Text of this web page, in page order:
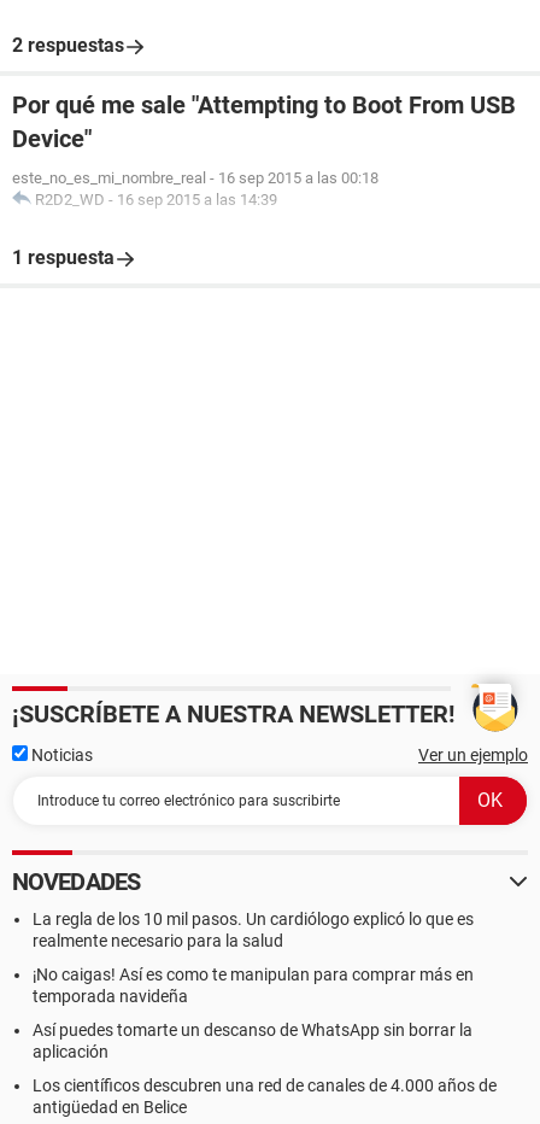
2 respuestas
Por qué me sale "Attempting to Boot From USB
Device"
este_no_es_mi_nombre_real - 16 sep 2015 a las 00:18
R2D2_WD - 16 sep 2015 a las 14:39
1 respuesta
¡SUSCRÍBETE A NUESTRA NEWSLETTER!
Noticias Ver un ejemplo
NOVEDADES
La regla de los 10 mil pasos. Un cardiólogo explicó lo que es
realmente necesario para la salud
¡No caigas! Así es como te manipulan para comprar más en
temporada navideña
Así puedes tomarte un descanso de WhatsApp sin borrar la
aplicación
Los científicos descubren una red de canales de 4.000 años de
antigüedad en Belice